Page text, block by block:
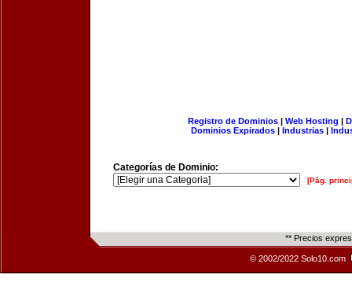
Registro de Dominios| Web Hosting |
Dominios Expirados | Industrias |
Categorías de Dominio:
[Pág.
** Precios
© 2002/2022 Solo10.com